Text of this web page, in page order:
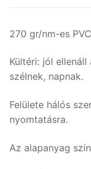
270 gr/nm-es
Kültéri: jól
szélnek, napnak.
Felülete hálós
nyomtatásra.
Az alapanyag